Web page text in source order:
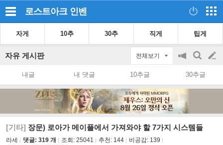
로스트아크 인벤
자게 10추 30추 직게 팁게
자유 게시판 전체보기
공
지
on/off
검
색
글
쓰
내글 내 댓글 10추글 30추글
[기타] 장문) 로아가 메이플에서 가져와야 할 7가지 시스템들
라세 댓글: 319 개 조회: 25041 추천: 144 비공감: 139